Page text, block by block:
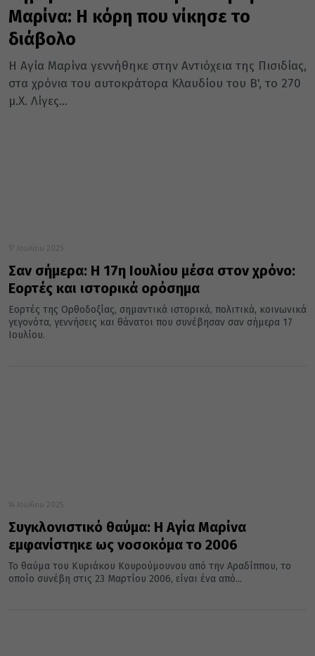
Μαρίνα: Η κόρη που νίκησε το
διάβολο
Η Αγία Μαρίνα γεννήθηκε στην Αντιόχεια της Πισιδίας,
στα χρόνια του αυτοκράτορα Κλαυδίου του Β', το 270
μ.Χ. Λίγες...
17 Ιουλίου 2025
Σαν σήμερα: Η 17η Ιουλίου μέσα στον χρόνο:
Εορτές και ιστορικά ορόσημα
Εορτές της Ορθοδοξίας, σημαντικά ιστορικά, πολιτικά, κοινωνικά
γεγονότα, γεννήσεις και θάνατοι που συνέβησαν σαν σήμερα 17
Ιουλίου.
14 Ιουλίου 2025
Συγκλονιστικό θαύμα: Η Αγία Μαρίνα
εμφανίστηκε ως νοσοκόμα το 2006
Το θαύμα του Κυριάκου Κουρούμουνου από την Αραδίππου, το
οποίο συνέβη στις 23 Μαρτίου 2006, είναι ένα από...